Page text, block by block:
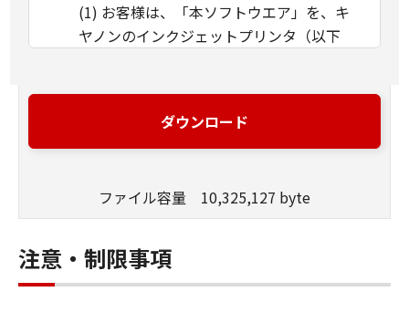
(1) お客様は、「本ソフトウエア」を、キ
ヤノンのインクジェットプリンタ（以下
とは、「許諾ソフトウエア」をコンピュー
タの記憶媒体上にインストールすること、
と、アクセスすること、読み出すこと、も
しくは実行することのいずれも含むものと
します）することができます。お客様はま
た、お客様が「プリンタ」を使用すること
ダウンロード
ファイル容量 10,325,127 byte
注意・制限事項